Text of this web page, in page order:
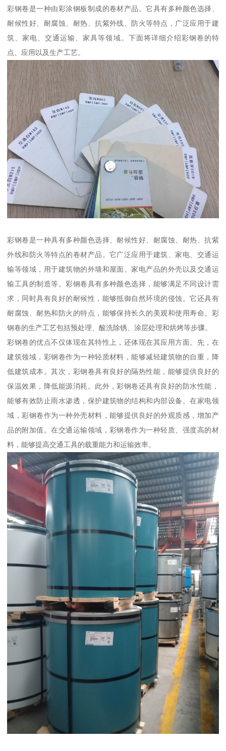
彩钢卷是一种由彩涂钢板制成的卷材产品。它具有多种颜色选择、
耐候性好、耐腐蚀、耐热、抗紫外线、防火等特点，广泛应用于建
筑、家电、交通运输、家具等领域。下面将详细介绍彩钢卷的特
点、应用以及生产工艺。
彩钢卷是一种具有多种颜色选择、耐候性好、耐腐蚀、耐热、抗紫
外线和防火等特点的卷材产品。它广泛应用于建筑、家电、交通运
输等领域，用于建筑物的外墙和屋面、家电产品的外壳以及交通运
输工具的制造等。彩钢卷具有多种颜色选择，能够满足不同设计需
求，同时具有良好的耐候性，能够抵御自然环境的侵蚀。它还具有
耐腐蚀、耐热和防火的特点，能够保持长久的美观和使用寿命。彩
钢卷的生产工艺包括预处理、酸洗除锈、涂层处理和烘烤等步骤。
彩钢卷的优点不仅体现在其特性上，还体现在其应用方面。先，在
建筑领域，彩钢卷作为一种轻质材料，能够减轻建筑物的自重，降
低建筑成本。其次，彩钢卷具有良好的隔热性能，能够提供良好的
保温效果，降低能源消耗。此外，彩钢卷还具有良好的防水性能，
能够有效防止雨水渗透，保护建筑物的结构和内部设备。在家电领
域，彩钢卷作为一种外壳材料，能够提供良好的外观质感，增加产
品的附加值。在交通运输领域，彩钢卷作为一种轻质、强度高的材
料，能够提高交通工具的载重能力和运输效率。